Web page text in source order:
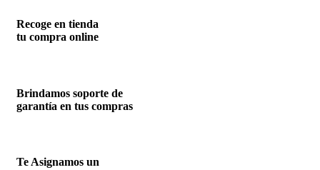
Recoge en tienda
tu compra online
Brindamos soporte de
garantía en tus compras
Te Asignamos un